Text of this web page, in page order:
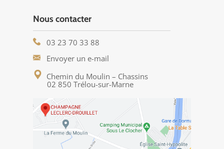
Nous contacter
03 23 70 33 88
Envoyer un e-mail
Chemin du Moulin – Chassins
02 850 Trélou-sur-Marne